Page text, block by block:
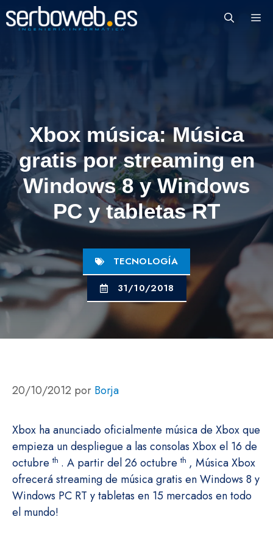
Saltar
al
Xbox música: Música
gratis por streaming en
Windows 8 y Windows
PC y tabletas RT
TECNOLOGÍA
31/10/2018
20/10/2012 por Borja
Xbox ha anunciado oficialmente música de Xbox que
empieza un despliegue a las consolas Xbox el 16 de
octubre th . A partir del 26 octubre th , Música Xbox
ofrecerá streaming de música gratis en Windows 8 y
Windows PC RT y tabletas en 15 mercados en todo
el mundo!